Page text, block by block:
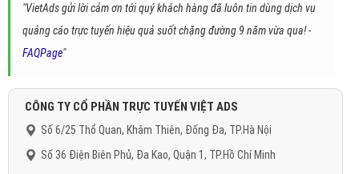
"VietAds gửi lời cảm ơn tới quý khách hàng đã luôn tin dùng dịch vụ
quảng cáo trực tuyến hiệu quả suốt chặng đường 9 năm vừa qua! -
FAQPage"
CÔNG TY CỔ PHẦN TRỰC TUYẾN VIỆT ADS
Số 6/25 Thổ Quan, Khâm Thiên, Đống Đa, TP.Hà Nội
Số 36 Điện Biên Phủ, Đa Kao, Quận 1, TP.Hồ Chí Minh